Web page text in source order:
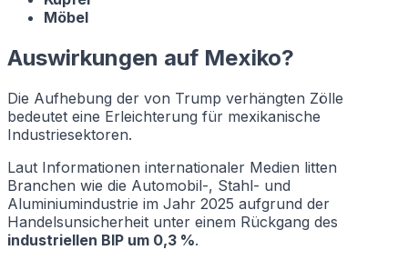
Möbel
Auswirkungen auf Mexiko?
Die Aufhebung der von Trump verhängten Zölle
bedeutet eine Erleichterung für mexikanische
Industriesektoren.
Laut Informationen internationaler Medien litten
Branchen wie die Automobil-, Stahl- und
Aluminiumindustrie im Jahr 2025 aufgrund der
Handelsunsicherheit unter einem Rückgang des
industriellen BIP um 0,3 %.